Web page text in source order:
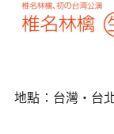
地點：台灣・台